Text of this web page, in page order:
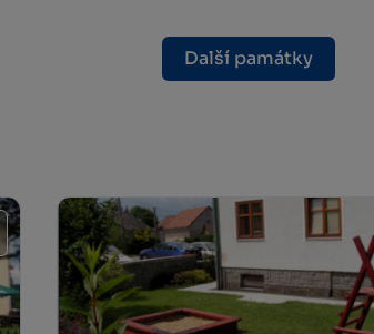
Další památky